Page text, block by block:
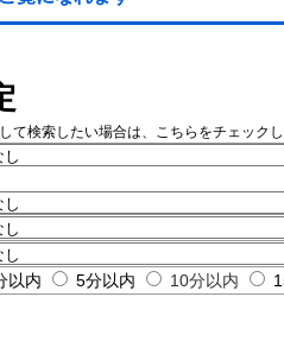
て検索したい場合は、こちらをチェック
以内 5分以内 10分以内